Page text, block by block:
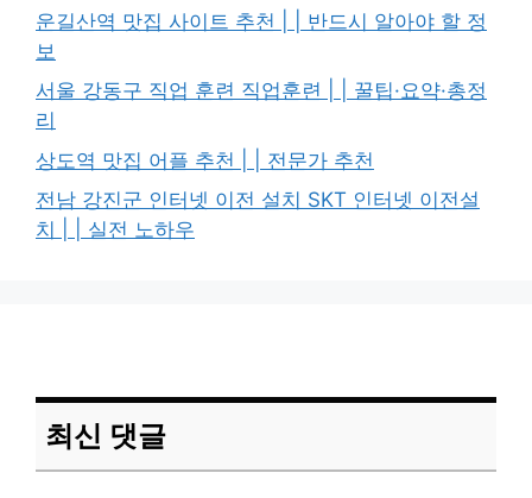
운길산역 맛집 사이트 추천 | | 반드시 알아야 할 정
보
서울 강동구 직업 훈련 직업훈련 | | 꿀팁·요약·총정
리
상도역 맛집 어플 추천 | | 전문가 추천
전남 강진군 인터넷 이전 설치 SKT 인터넷 이전설
치 | | 실전 노하우
최신 댓글